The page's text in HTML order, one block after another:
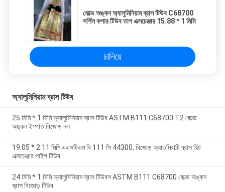
কোল্ড অঙ্কন অ্যালুমিনিয়াম ব্রাস টিউব C68700
সর্পিল কপার টিউব তাপ এক্সচেঞ্জার 15.88 * 1 মিমি
চালিয়ে
অ্যালুমিনিয়াম ব্রাস টিউব
25 মিমি * 1 মিমি অ্যালুমিনিয়াম ব্রাস টিউব ASTM B111 C68700 T2 কোল্ড
অঙ্কন ইস্পাত বিজোড় নল
19.05 * 2.11 মিমি এএসটিএম বি 111 সি 44300, বিজোড় অ্যাডমিরাল্টি ব্রাস হিট
এক্সচেঞ্জার পাইপ টিউব
24 মিমি * 1 মিমি অ্যালুমিনিয়াম ব্রাস টিউবস ASTM B111 C68700 কোল্ড অঙ্কন
ব্রাস বিজোড় টিউব